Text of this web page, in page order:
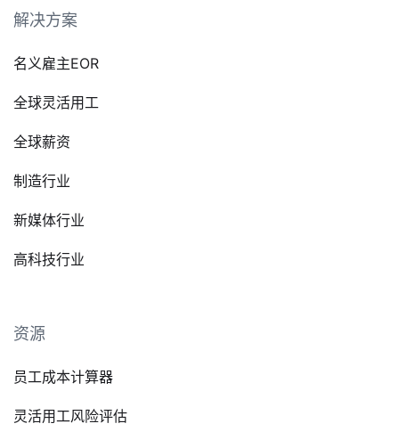
解决方案
名义雇主EOR
全球灵活用工
全球薪资
制造行业
新媒体行业
高科技行业
资源
员工成本计算器
灵活用工风险评估